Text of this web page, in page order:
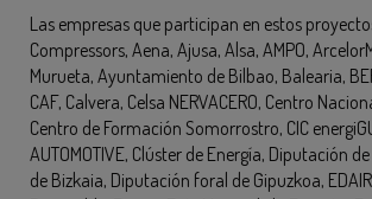
Las empresas que participan en estos
Compressors, Aena, Ajusa, Alsa, AMPO,
Murueta, Ayuntamiento de Bilbao, Balearia,
CAF, Calvera, Celsa NERVACERO, Centro
Centro de Formación Somorrostro, CIC
AUTOMOTIVE, Clúster de Energía, Diputación
de Bizkaia, Diputación foral de Gipuzkoa,